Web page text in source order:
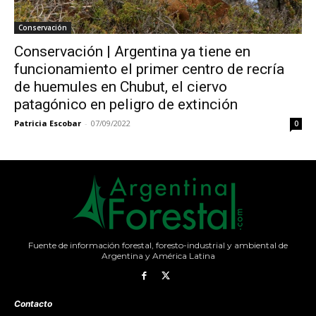
Conservación
Conservación | Argentina ya tiene en
funcionamiento el primer centro de recría
de huemules en Chubut, el ciervo
patagónico en peligro de extinción
Patricia Escobar - 07/09/2022 0
Fuente de información forestal, foresto-industrial y ambiental de
Argentina y América Latina
Contacto